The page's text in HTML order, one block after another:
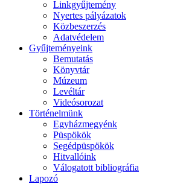
Linkgyűjtemény
Nyertes pályázatok
Közbeszerzés
Adatvédelem
Gyűjteményeink
Bemutatás
Könyvtár
Múzeum
Levéltár
Videósorozat
Történelmünk
Egyházmegyénk
Püspökök
Segédpüspökök
Hitvallóink
Válogatott bibliográfia
Lapozó